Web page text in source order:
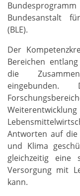
Bundesanstalt
(BLE).
Der
Bereichen
die
Antworten auf die
und Klima
gleichzeitig eine
Versorgung mit
kann.